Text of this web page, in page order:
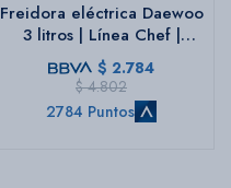
Freidora eléctrica Daewoo
3 litros | Línea Chef |
Frituras profesionales
$ 2.784
$ 4.802
2784 Puntos